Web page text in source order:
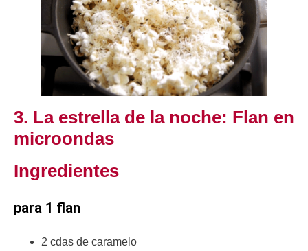
3. La estrella de la noche: Flan en
microondas
Ingredientes
para 1 flan
2 cdas de caramelo